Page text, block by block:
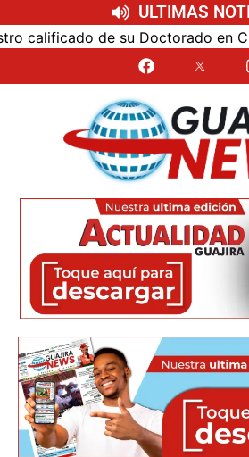
ULTIMAS
de su Doctorado en